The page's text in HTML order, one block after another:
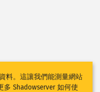
料。這讓我們能測量網站
Shadowserver 如何使